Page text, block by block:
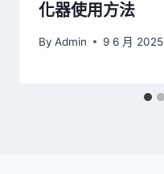
化器使用方法
By Admin 9 6 月 2025